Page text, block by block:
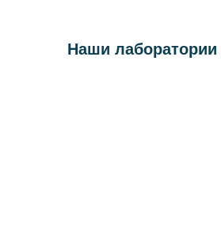
Наши лаборатории